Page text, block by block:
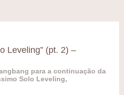
Leveling” (pt. 2) –
para a continuação da
Solo Leveling,